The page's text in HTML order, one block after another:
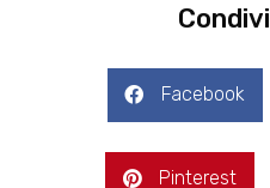
Facebook
Pinterest